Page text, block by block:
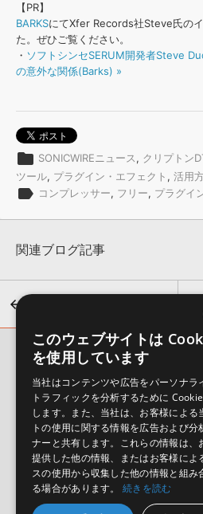
【PR】
BARKSにてXfer Records社Steve氏の
た。ぜひご覧ください。
・ ソフトシンセSERUM開発者Steve
の意外な関係(Barks) »
folder SONICWIREニュース, クリプトン
ツール, プラグイン・エフェクト , 活用
label コンプレッサー, フリー, プラグイ
関連ブログ記事
【8/20まで】SONICWIREで製品ご
『WURSY』を無料でプレゼント！
2026年8月7日 11:11
XFER RECORDSの無償マルチバンド・コンプ『
た。
会社概要
環境保護（CSR）への取り組み
サイト動作環境
利用規約 個人情報の
日本語
このウェブサイトは
を使用しています
当社はコンテンツや広告をパーソナラ
トラフィックを分析するために
します。また、当社は、お客様による
トの使用に関する情報を広告および分
ナーと共有します。これらの情報は、
提供した他の情報、またはお客様によ
スの使用から収集した他の情報と組み
る場合があります。
続きを読む